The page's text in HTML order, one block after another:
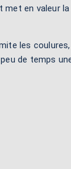
en valeur
les
de temps